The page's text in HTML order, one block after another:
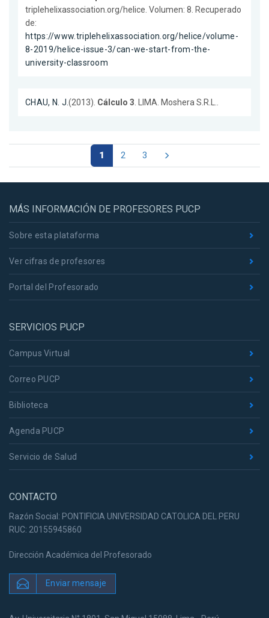
triplehelixassociation.org/helice. Volumen: 8. Recuperado
de:
https://www.triplehelixassociation.org/helice/volume-
8-2019/helice-issue-3/can-we-start-from-the-
university-classroom
CHAU, N. J.(2013). Cálculo 3. LIMA. Moshera S.R.L..
1 2 3
MÁS INFORMACIÓN DE PROFESORES PUCP
Sobre esta plataforma
Ver cifras de profesores
Portal del Profesorado
SERVICIOS PUCP
Campus Virtual
Correo PUCP
Biblioteca
Agenda PUCP
Servicio de Salud
CONTACTO
Razón Social: PONTIFICIA UNIVERSIDAD CATOLICA DEL PERU
RUC: 20155945860
Dirección Académica del Profesorado
Enviar mensaje